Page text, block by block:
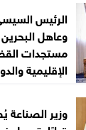
الرئيس
وعاهل
مستجدات
الإقليمية
وزير الصناعة